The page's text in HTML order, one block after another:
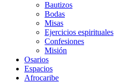
Bautizos
Bodas
Misas
Ejercicios espirituales
Confesiones
Misión
Osarios
Espacios
Afrocaribe